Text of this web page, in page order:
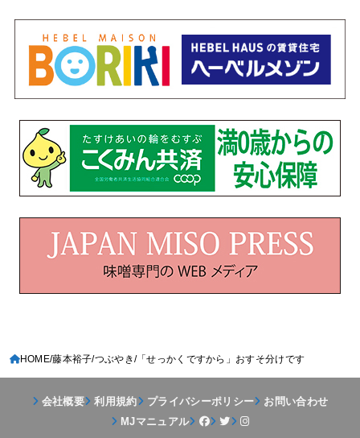
HOME 藤本裕子 つぶやき 「せっかくですから」おすそ分けです
会社概要 利用規約 プライバシーポリシー
お問い合わせ
MJマニュアル